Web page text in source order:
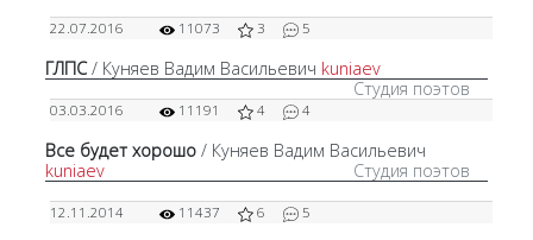
22.07.2016 11073 3 5
ГЛПС/ Куняев Вадим Васильевич kuniaev
Студия поэтов
03.03.2016 11191 4 4
Все будет хорошо / Куняев Вадим Васильевич
kuniaev
Студия поэтов
12.11.2014 11437 6 5